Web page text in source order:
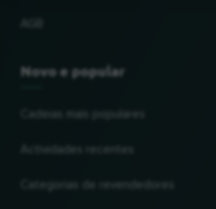
Novo e popular
Cadeias mais populares